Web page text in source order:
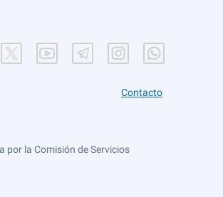
Contacto
por la Comisión de Servicios